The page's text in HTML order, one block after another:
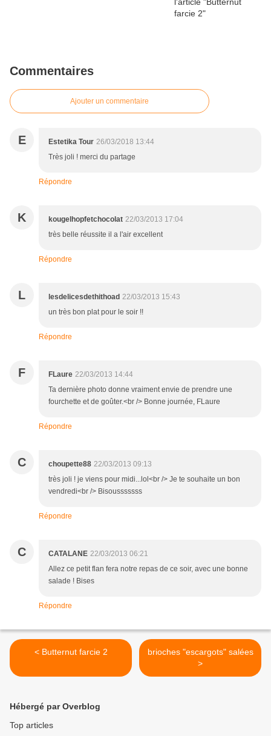
Commentaires
Ajouter un commentaire
E Estetika Tour 26/03/2018 13:44
Très joli ! merci du partage
Répondre
K kougelhopfetchocolat 22/03/2013 17:04
très belle réussite il a l'air excellent
Répondre
L lesdelicesdethithoad 22/03/2013 15:43
un très bon plat pour le soir !!
Répondre
F FLaure 22/03/2013 14:44
Ta dernière photo donne vraiment envie de prendre une
fourchette et de goûter.<br /> Bonne journée, FLaure
Répondre
C choupette88 22/03/2013 09:13
très joli ! je viens pour midi...lol<br /> Je te souhaite un bon
vendredi<br /> Bisousssssss
Répondre
C CATALANE 22/03/2013 06:21
Allez ce petit flan fera notre repas de ce soir, avec une bonne
salade ! Bises
Répondre
< Butternut farcie 2
brioches "escargots" salées
>
Hébergé par Overblog
Top articles